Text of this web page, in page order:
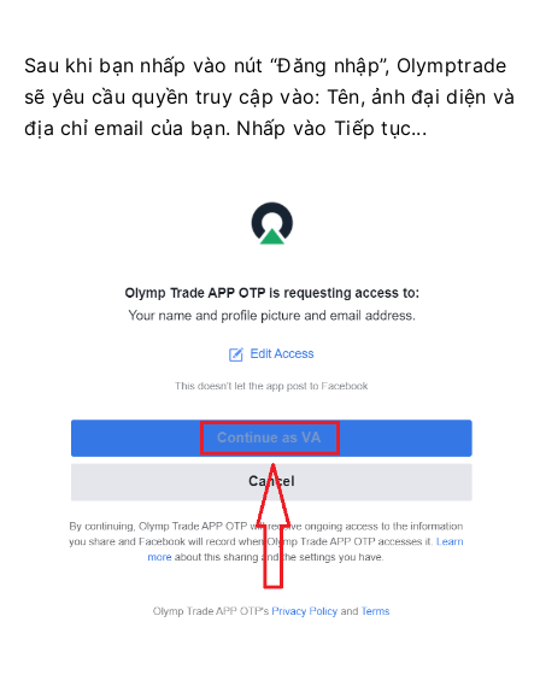
Sau khi bạn nhấp vào nút “Đăng nhập”, Olymptrade
sẽ yêu cầu quyền truy cập vào: Tên, ảnh đại diện và
địa chỉ email của bạn. Nhấp vào Tiếp tục...